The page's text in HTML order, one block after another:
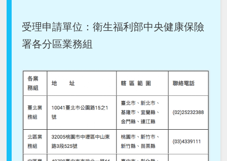
受理申請單位：衛生福利部中央健康保險
署各分區業務組